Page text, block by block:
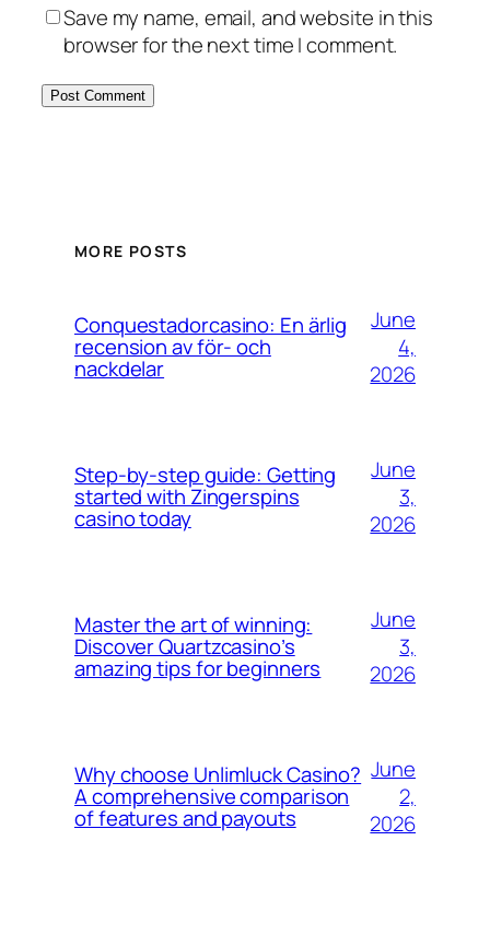
Save my name, email, and website in this
browser for the next time I comment.
MORE POSTS
Conquestadorcasino: En ärlig
recension av för- och
nackdelar
June
4,
2026
Step-by-step guide: Getting
started with Zingerspins
casino today
June
3,
2026
Master the art of winning:
Discover Quartzcasino’s
amazing tips for beginners
June
3,
2026
Why choose Unlimluck Casino?
A comprehensive comparison
of features and payouts
June
2,
2026